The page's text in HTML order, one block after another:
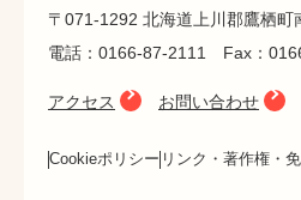
〒071-1292 北海道上川郡鷹栖町
電話：0166-87-2111 Fax：
アクセス お問い合わせ
Cookieポリシー リンク・著作権・